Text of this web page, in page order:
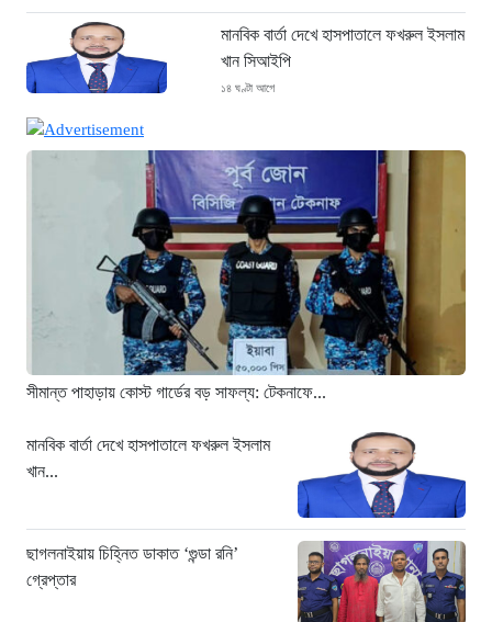
মানবিক বার্তা দেখে হাসপাতালে ফখরুল ইসলাম
খান সিআইপি
১৪ ঘণ্টা আগে
গ্রেপ্তার
১৪ ঘণ্টা আগে
দৈনিক ৫শ টাকা মজুরীর দাবীতে বড়লেখায় চা
শ্রমিকদের গণবিক্ষোভ
১৪ ঘণ্টা আগে
গ্রিসের উপকূলে ১৬৮ অভিবাসী উদ্ধার:
ভেতরে ৭২ বাংলাদেশি
১৫ ঘণ্টা আগে
রাখা হয়: চিফ প্রসিকিউটর”
ডিজিএফআইয়ের ‘আয়নাঘর’ পরিদর্শনে
আন্তর্জাতিক অপরাধ ট্রাইব্যুনালের বিচারক
দল
সীমান্ত পাহাড়ায় কোস্ট গার্ডের বড় সাফল্য: টেকনাফে...
মানবিক বার্তা দেখে হাসপাতালে ফখরুল ইসলাম
খান...
ছাগলনাইয়ায় চিহ্নিত ডাকাত ‘গুন্ডা রনি’
গ্রেপ্তার